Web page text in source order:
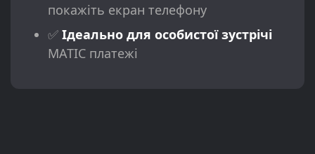
покажіть екран телефону
✅ Ідеально для особистої зустрічі
MATIC платежі